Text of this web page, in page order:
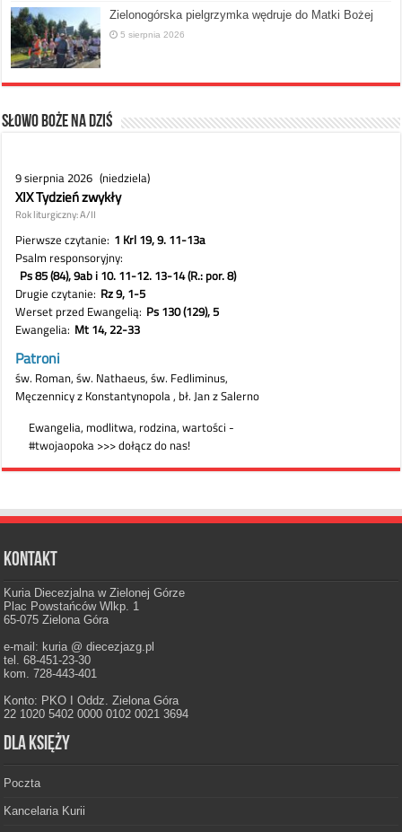
Zielonogórska pielgrzymka wędruje do Matki Bożej
5 sierpnia 2026
Słowo Boże na dziś
Kontakt
Kuria Diecezjalna w Zielonej Górze
Plac Powstańców Wlkp. 1
65-075 Zielona Góra
e-mail: kuria @ diecezjazg.pl
tel. 68-451-23-30
kom. 728-443-401
Konto: PKO I Oddz. Zielona Góra
22 1020 5402 0000 0102 0021 3694
Dla księży
Poczta
Kancelaria Kurii